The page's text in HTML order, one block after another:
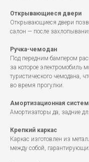
Открывающиеся двери
Открывающиеся двери
салон — после
Ручка-чемодан
Под передним бампером
за которое электромобиль
туристического чемодана,
во время прогулки.
Амортизационная
Амортизаторы да, задние
Крепкий каркас
Каркас изготовлен из
между собой,